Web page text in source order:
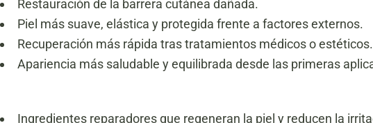
Restauración de la barrera cutánea dañada.
Piel más suave, elástica y protegida frente a factores externos.
Recuperación más rápida tras tratamientos médicos o estéticos.
Apariencia más saludable y equilibrada desde las primeras
Ingredientes reparadores que regeneran la piel y reducen la